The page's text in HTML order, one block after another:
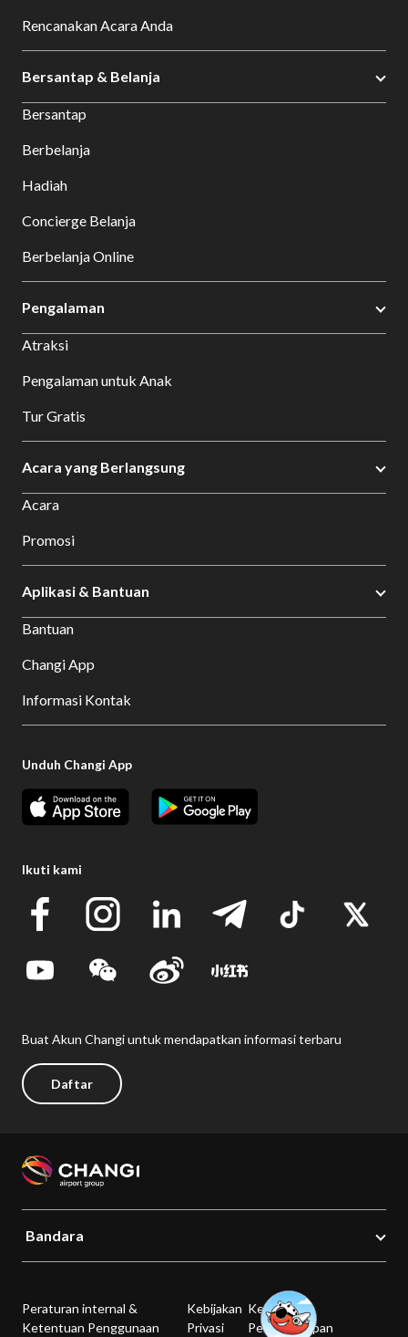
Rencanakan Acara Anda
Bersantap & Belanja
Bersantap
Berbelanja
Hadiah
Concierge Belanja
Berbelanja Online
Pengalaman
Atraksi
Pengalaman untuk Anak
Tur Gratis
Acara yang Berlangsung
Acara
Promosi
Aplikasi & Bantuan
Bantuan
Changi App
Informasi Kontak
Unduh Changi App
Ikuti kami
Buat Akun Changi untuk mendapatkan informasi terbaru
Daftar
Bandara
Peraturan internal &
Ketentuan Penggunaan
Kebijakan
Privasi
Kebijakan
Pengungkapan